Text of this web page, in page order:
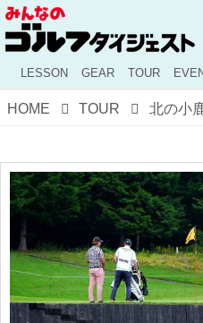
LESSON GEAR TOUR
HOME TOUR